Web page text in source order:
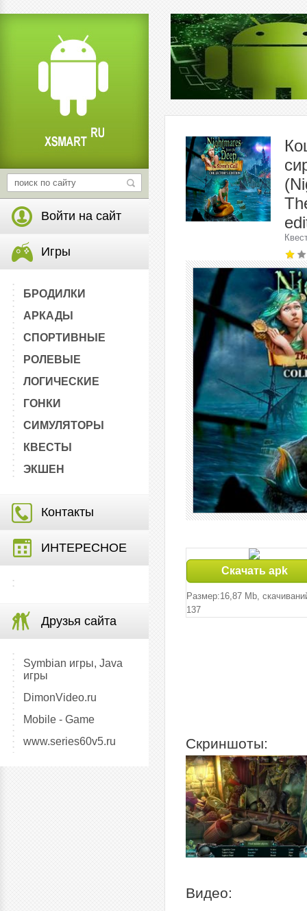
Войти на сайт
Игры
БРОДИЛКИ
АРКАДЫ
СПОРТИВНЫЕ
РОЛЕВЫЕ
ЛОГИЧЕСКИЕ
ГОНКИ
СИМУЛЯТОРЫ
КВЕСТЫ
ЭКШЕН
Контакты
ИНТЕРЕСНОЕ
Друзья сайта
Symbian игры, Java
игры
DimonVideo.ru
Mobile - Game
www.series60v5.ru
Скачать apk
Размер:16,87 Mb,
137
Скриншоты:
Видео: